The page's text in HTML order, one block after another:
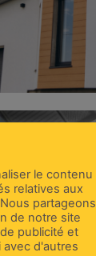
le contenu
relatives aux
partageons
de notre site
publicité et
d'autres